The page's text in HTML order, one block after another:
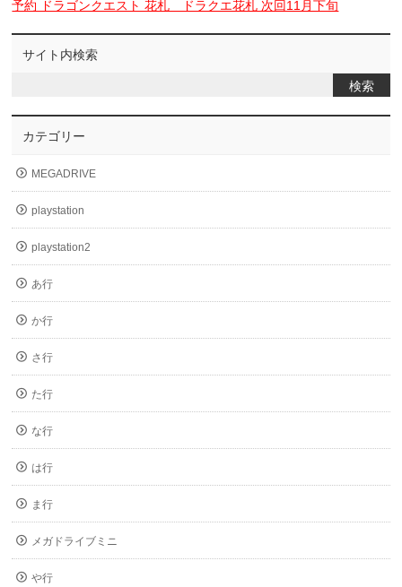
予約 ドラゴンクエスト 花札 ドラクエ花札 次回11月下旬
サイト内検索
カテゴリー
MEGADRIVE
playstation
playstation2
あ行
か行
さ行
た行
な行
は行
ま行
メガドライブミニ
や行